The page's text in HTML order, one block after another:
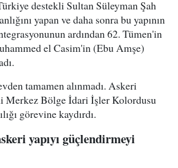
destekli Sultan Süleyman Şah
yapan ve daha sonra bu yapının
ardından 62. Tümen'in
el Casim'in (Ebu Amşe)
tamamen alınmadı. Askeri
Merkez Bölge İdari İşler Kolordusu
görevine kaydırdı.
yapıyı güçlendirmeyi